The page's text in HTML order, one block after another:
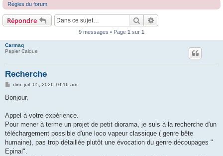
c
e
Règles du forum
Répondre Rechercher
9 messages • Page 1 sur 1
Carmaq
Papier Calque
Recherche
M
s
g
e
dim. juil. 05, 2026 10:16 am
Bonjour,
Appel à votre expérience.
Pour mener à terme un projet de petit diorama, je suis à la recherche d'un
téléchargement possible d'une loco vapeur classique ( genre bête
humaine), pas trop détaillée plutôt une évocation du genre découpages "
Epinal".